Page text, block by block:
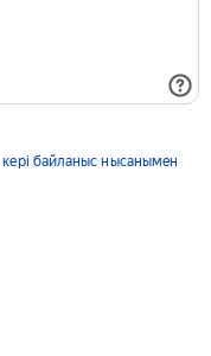
кері байланыс нысанымен